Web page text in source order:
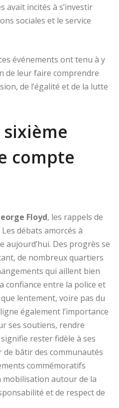
avait incités à s’investir
sociales et le service
événements ont tenu à y
de leur faire comprendre
de l’égalité et de la lutte
compte
Floyd, les rappels de
débats amorcés à
aujourd’hui. Des progrès se
de nombreux quartiers
qui aillent bien
confiance entre la police et
lentement, voire pas du
également l’importance
ses soutiens, rendre
rester fidèle à ses
de bâtir des communautés
commémoratifs
autour de la
et de respect de